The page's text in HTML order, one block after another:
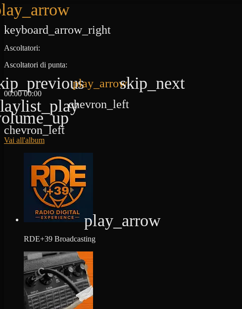
keyboard_arrow_right
Ascoltatori:
Ascoltatori di punta:
play_arrowskip_next
00:00 00:00
chevron_left
chevron_left
Vai all'album
play_arrow
RDE+39 Broadcasting